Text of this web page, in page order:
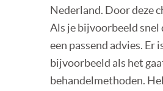
Nederland. Door deze
Als je bijvoorbeeld
een passend advies.
bijvoorbeeld als het
behandelmethoden.